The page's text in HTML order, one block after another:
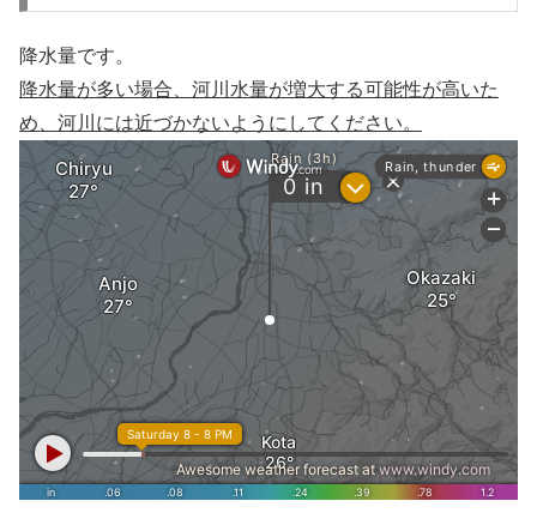
降水量です。
降水量が多い場合、河川水量が増大する可能性が高いた
め、河川には近づかないようにしてください。